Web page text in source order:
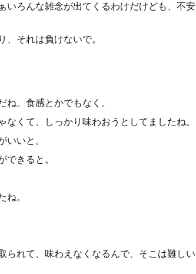
いろんな雑念が出てくるわけだけども、不安
それは負けないで。
。食感とかでもなく。
くて、しっかり味わおうとしてましたね。
いと。
きると。
。
られて、味わえなくなるんで、そこは難しい